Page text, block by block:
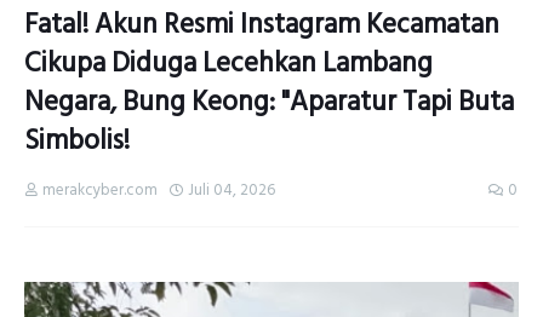
Fatal! Akun Resmi Instagram Kecamatan
Cikupa Diduga Lecehkan Lambang
Negara, Bung Keong: "Aparatur Tapi Buta
Simbolis!
merakcyber.com Juli 04, 2026 0